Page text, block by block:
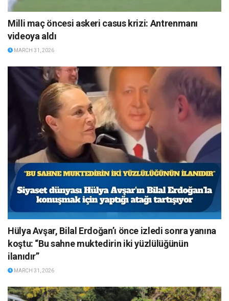
Milli maç öncesi askeri casus krizi: Antrenmanı
videoya aldı
MARCH 31, 2026
Hülya Avşar, Bilal Erdoğan’ı önce izledi sonra yanına
koştu: “Bu sahne muktedirin iki yüzlülüğünün
ilanıdır”
MARCH 31, 2026